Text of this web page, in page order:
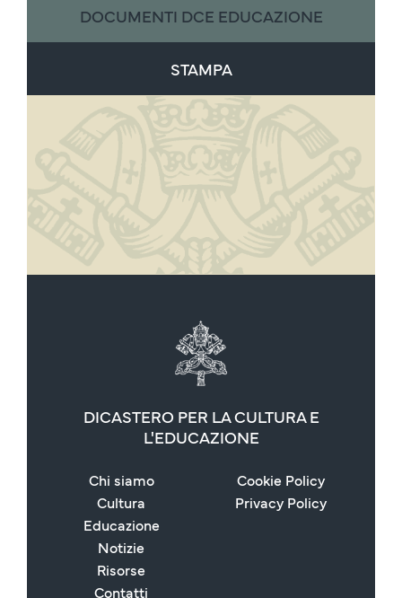
DOCUMENTI DCE EDUCAZIONE
STAMPA
DICASTERO PER LA CULTURA E
L'EDUCAZIONE
Chi siamo
Cultura
Educazione
Notizie
Risorse
Contatti
Cookie Policy
Privacy Policy